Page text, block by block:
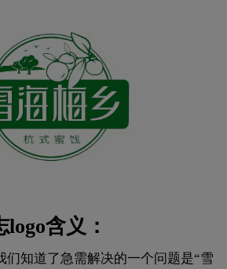
含义：
们知道了急需解决的一个问题是“雪